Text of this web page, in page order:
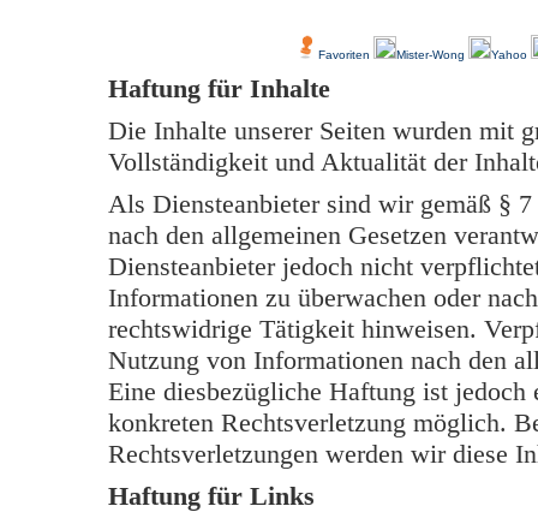
Favoriten Mister-Wong Yahoo
Haftung für Inhalte
Die Inhalte unserer Seiten wurden mit
Vollständigkeit und Aktualität der
Als Diensteanbieter sind wir gemäß §
nach den allgemeinen Gesetzen
Diensteanbieter jedoch nicht
Informationen zu überwachen oder
rechtswidrige Tätigkeit hinweisen.
Nutzung von Informationen nach den
Eine diesbezügliche Haftung ist
konkreten Rechtsverletzung möglich.
Rechtsverletzungen werden wir diese
Haftung für Links